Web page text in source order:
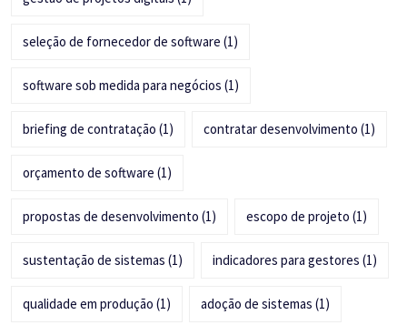
seleção de fornecedor de software (1)
software sob medida para negócios (1)
briefing de contratação (1) contratar desenvolvimento (1)
orçamento de software (1)
propostas de desenvolvimento (1) escopo de projeto (1)
sustentação de sistemas (1) indicadores para gestores (1)
qualidade em produção (1) adoção de sistemas (1)